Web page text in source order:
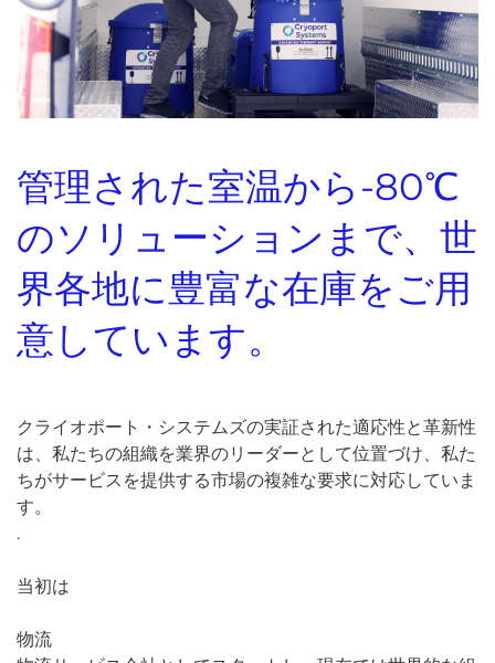
管理された室温から-80℃
のソリューションまで、世
界各地に豊富な在庫をご用
意しています。
クライオポート・システムズの実証された適応性と革新性
は、私たちの組織を業界のリーダーとして位置づけ、私た
ちがサービスを提供する市場の複雑な要求に対応していま
す。
.
当初は
物流